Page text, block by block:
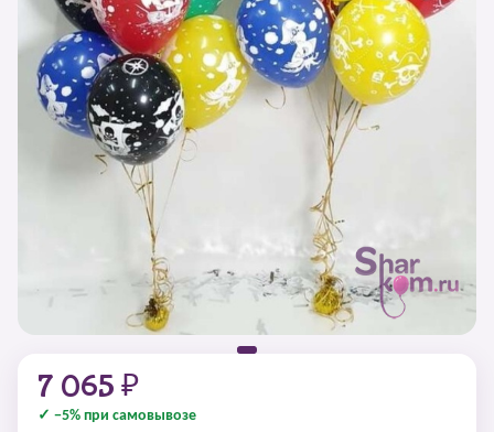
7 065 ₽
✓ −5% при самовывозе